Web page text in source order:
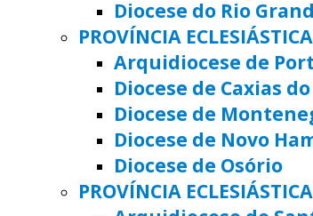
Diocese do Rio
PROVÍNCIA
Arquidiocese de
Diocese de Caxias
Diocese de
Diocese de Novo
Diocese de Osório
PROVÍNCIA